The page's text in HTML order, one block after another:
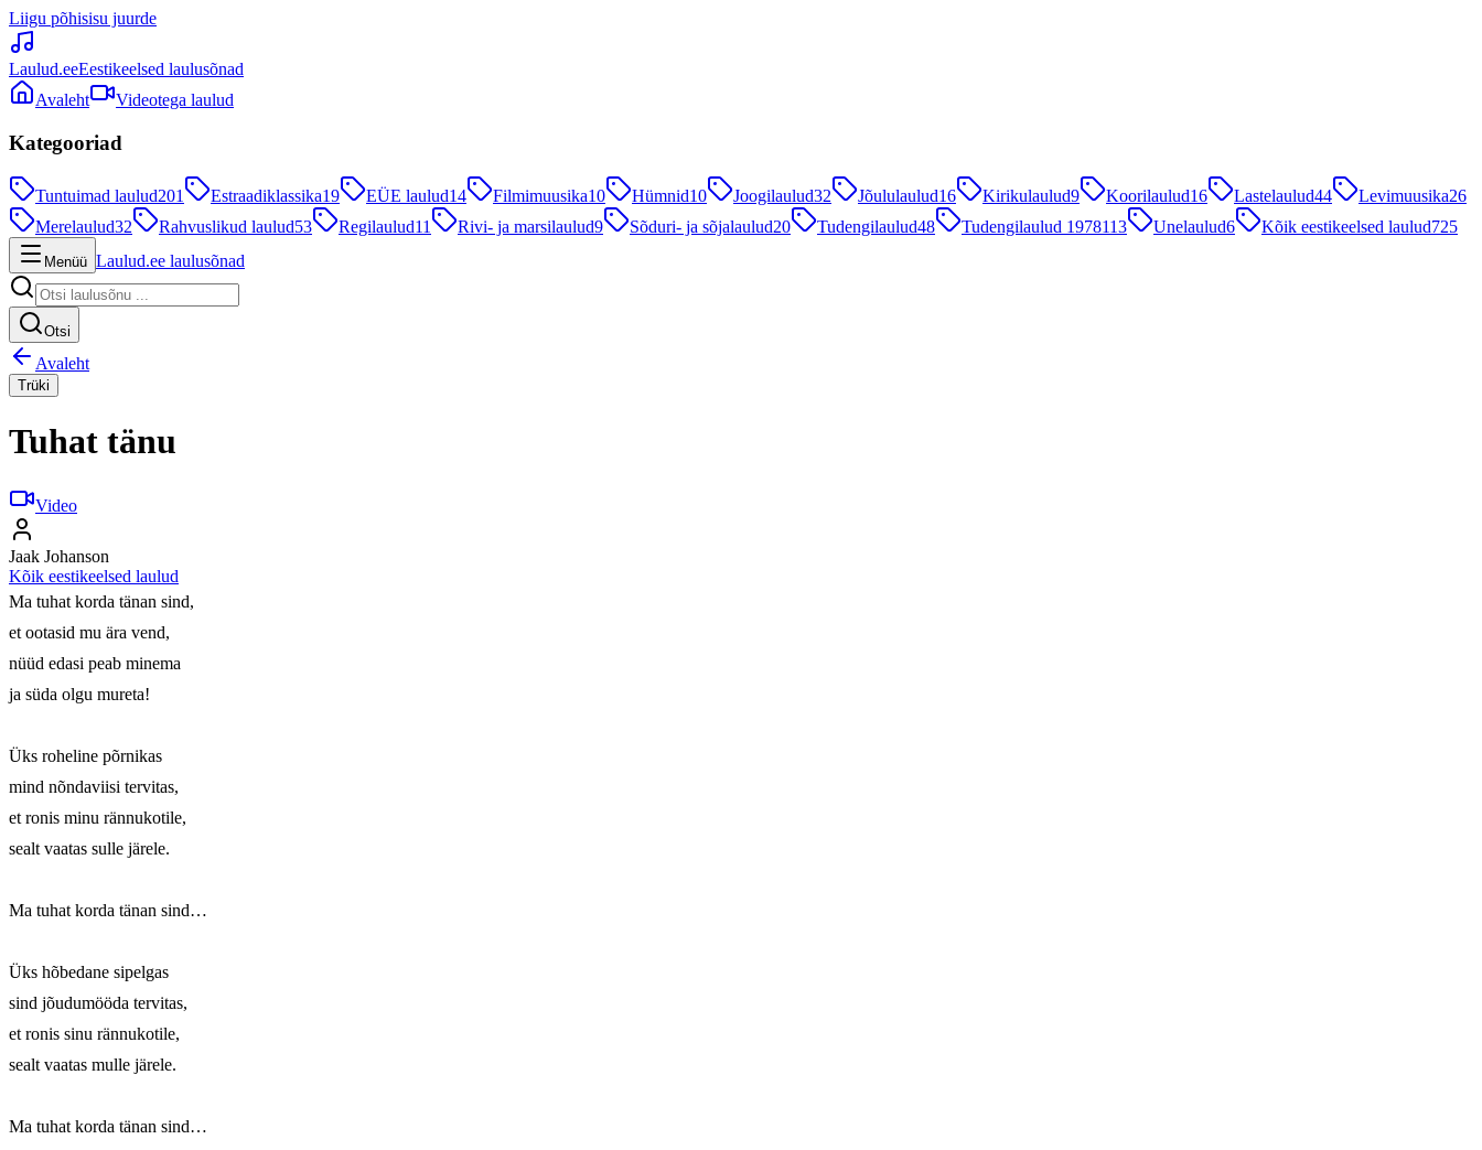
Liigu põhisisu juurde
Laulud.eeEestikeelsed laulusõnad
Avaleht
Videotega laulud
Kategooriad
Tuntuimad laulud201 Estraadiklassika19 EÜE laulud14 Filmimuusika10 Hümnid10 Joogilaulud32 Jõululaulud16 Kirikulaulud9 Koorilaulud16 Lastelaulud44 Levimuusika26
Merelaulud32 Rahvuslikud laulud53 Regilaulud11 Rivi- ja marsilaulud9 Sõduri- ja sõjalaulud20 Tudengilaulud48 Tudengilaulud 1978113 Unelaulud6 Kõik eestikeelsed laulud725
Menüü Laulud.ee laulusõnad
Otsi
Avaleht
Trüki
Tuhat tänu
Video
Jaak Johanson
Kõik eestikeelsed laulud
Ma tuhat korda tänan sind,
et ootasid mu ära vend,
nüüd edasi peab minema
ja süda olgu mureta!
Üks roheline põrnikas
mind nõndaviisi tervitas,
et ronis minu rännukotile,
sealt vaatas sulle järele.
Ma tuhat korda tänan sind…
Üks hõbedane sipelgas
sind jõudumööda tervitas,
et ronis sinu rännukotile,
sealt vaatas mulle järele.
Ma tuhat korda tänan sind…